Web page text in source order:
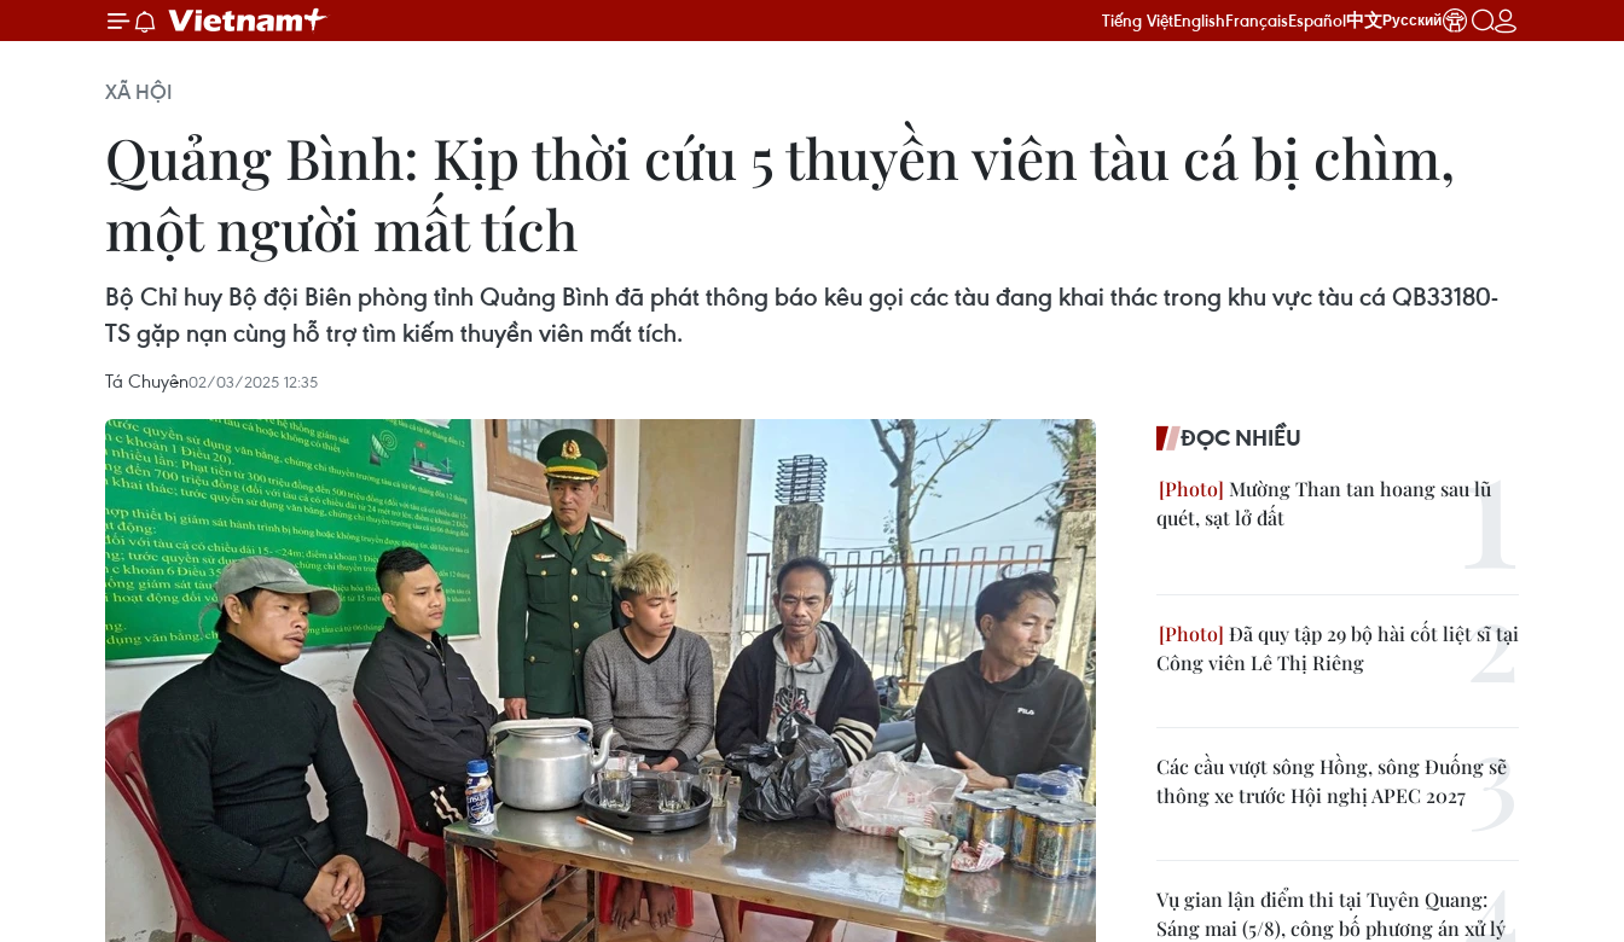
Tiếng ViệtEnglishFrançaisEspañol中文Русский
XÃ HỘI
Quảng Bình: Kịp thời cứu 5 thuyền viên tàu cá bị chìm,
một người mất tích
Bộ Chỉ huy Bộ đội Biên phòng tỉnh Quảng Bình đã phát thông báo kêu gọi các tàu đang khai thác trong khu vực tàu cá QB33180-
TS gặp nạn cùng hỗ trợ tìm kiếm thuyền viên mất tích.
Tá Chuyên02/03/2025 12:35
ĐỌC NHIỀU
Mường Than tan hoang sau lũ
quét, sạt lở đất
Đã quy tập 29 bộ hài cốt liệt sĩ tại
Công viên Lê Thị Riêng
Các cầu vượt sông Hồng, sông Đuống sẽ
thông xe trước Hội nghị APEC 2027
Vụ gian lận điểm thi tại Tuyên Quang:
Sáng mai (5/8), công bố phương án xử lý